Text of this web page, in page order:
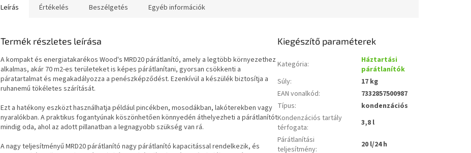
Leírás Értékelés Beszélgetés Egyéb információk
Termék részletes leírása
A kompakt és energiatakarékos Wood's MRD20 párátlanító, amely a legtöbb környezethez
alkalmas, akár 70 m2-es területeket is képes párátlanítani, gyorsan csökkenti a
páratartalmat és megakadályozza a penészképződést. Ezenkívül a készülék biztosítja a
ruhanemű tökéletes szárítását.
Ezt a hatékony eszközt használhatja például pincékben, mosodákban, lakóterekben vagy
nyaralókban. A praktikus fogantyúnak köszönhetően könnyedén áthelyezheti a párátlanítót
mindig oda, ahol az adott pillanatban a legnagyobb szükség van rá.
A nagy teljesítményű MRD20 párátlanító nagy párátlanító kapacitással rendelkezik, és
Kiegészítő paraméterek
Kategória:
Háztartási
párátlanítók
Súly:
17 kg
EAN vonalkód:
7332857500987
Típus:
kondenzációs
Kondenzációs tartály
térfogata:
3,8 l
Párátlanítási
teljesítmény:
20 l/24 h